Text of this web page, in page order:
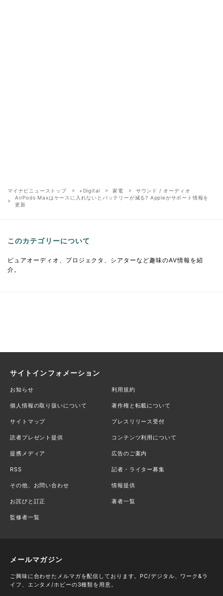
マイナビニューストップ +Digital 家電
サウンド / オーディオ
AirPods Maxはケースに入れないとバッテリーが減る? Appleがサポート情報を
更新
このカテゴリーについて
ピュアオーディオ、プロジェクタ、シアターなど趣味のAV情報を紹
介。
サイトインフォメーション
お知らせ 利用規約
個人情報の取り扱いについて 著作権と転載について
サイトマップ プレスリリース受付
読者プレゼント提供 コンテンツ利用について
提携メディア 広告のご案内
RSS 記者・ライター募集
その他、お問い合わせ 情報提供
お詫びと訂正 著者一覧
監修者一覧
メールマガジン
ご興味に合わせたメルマガを配信しております。PC/デジタル、ワーク&ラ
イフ、エンタメ/ホビーの3種類を用意。